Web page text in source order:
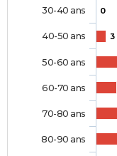
0
3
30-40 ans
40-50 ans
50-60 ans
60-70 ans
70-80 ans
80-90 ans